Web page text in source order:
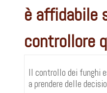
è affidabile
controllore
Il controllo dei funghi
a prendere delle